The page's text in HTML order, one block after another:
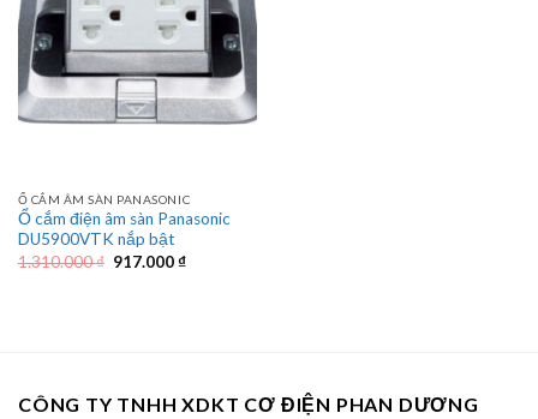
Ổ CẮM ÂM SÀN PANASONIC
Ổ cắm điện âm sàn Panasonic
DU5900VTK nắp bật
1.310.000₫ Giá
917.000₫Giá
CÔNG TY TNHH XDKT CƠ ĐIỆN PHAN DƯƠNG